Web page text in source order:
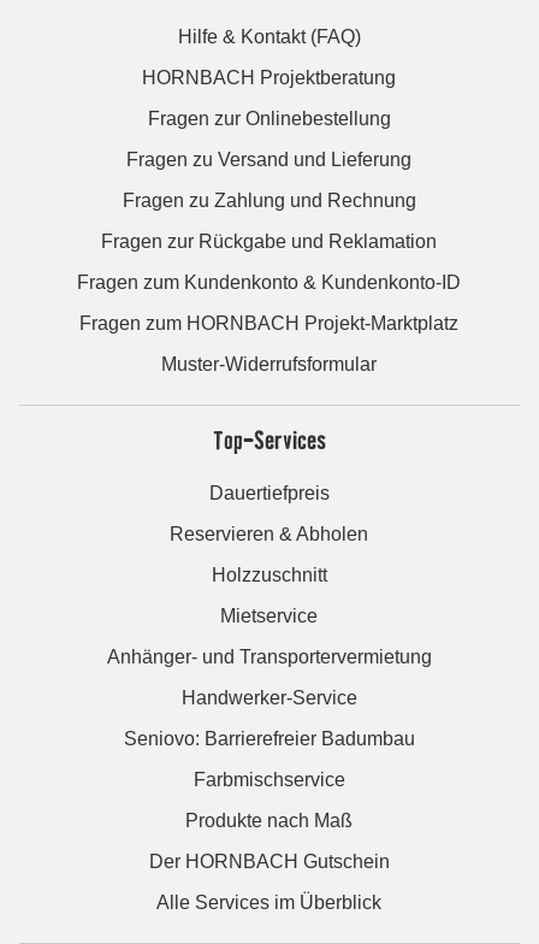
Hilfe & Kontakt (FAQ)
HORNBACH Projektberatung
Fragen zur Onlinebestellung
Fragen zu Versand und Lieferung
Fragen zu Zahlung und Rechnung
Fragen zur Rückgabe und Reklamation
Fragen zum Kundenkonto & Kundenkonto-ID
Fragen zum HORNBACH Projekt-Marktplatz
Muster-Widerrufsformular
Top-Services
Dauertiefpreis
Reservieren & Abholen
Holzzuschnitt
Mietservice
Anhänger- und Transportervermietung
Handwerker-Service
Seniovo: Barrierefreier Badumbau
Farbmischservice
Produkte nach Maß
Der HORNBACH Gutschein
Alle Services im Überblick